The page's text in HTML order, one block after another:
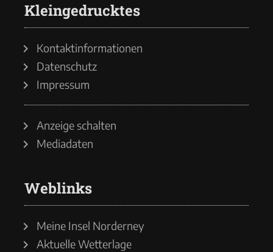
Kleingedrucktes
Kontaktinformationen
Datenschutz
Impressum
Anzeige schalten
Mediadaten
Weblinks
Meine Insel Norderney
Aktuelle Wetterlage